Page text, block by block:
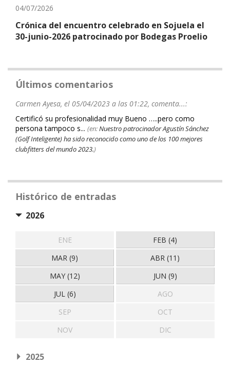
04/07/2026
Crónica del encuentro celebrado en Sojuela el
30-junio-2026 patrocinado por Bodegas Proelio
Últimos comentarios
Carmen Ayesa, el 05/04/2023 a las 01:22, comenta...:
Certificó su profesionalidad muy Bueno …..pero como
persona tampoco s... (en:Nuestro patrocinador Agustín Sánchez
(Golf Inteligente) ha sido reconocido como uno de los 100 mejores
clubfitters del mundo 2023.)
Histórico de entradas
2026
ENE
FEB (4)
MAR (9)
ABR (11)
MAY (12)
JUN (9)
JUL (6)
AGO
SEP
OCT
NOV
DIC
2025